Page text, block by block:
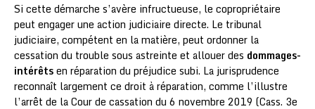
Si cette démarche s’avère infructueuse, le copropriétaire
peut engager une action judiciaire directe. Le tribunal
judiciaire, compétent en la matière, peut ordonner la
cessation du trouble sous astreinte et allouer des dommages-
intérêtsen réparation du préjudice subi. La jurisprudence
reconnaît largement ce droit à réparation, comme l’illustre
l’arrêt de la Cour de cassation du 6 novembre 2019 (Cass. 3e